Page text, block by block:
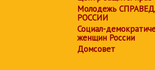
Молодежь
РОССИИ
Социал-
женщин России
Домсовет